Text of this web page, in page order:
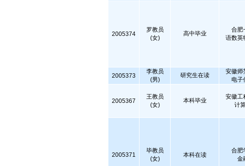
2005374
罗教员
(女)
高中毕业
合肥
语数英
2005373
李教员
(男)
研究生在读
安徽师
电子
2005367
王教员
(女)
本科毕业
安徽工
计
2005371
毕教员
(女)
本科在读
合肥
金